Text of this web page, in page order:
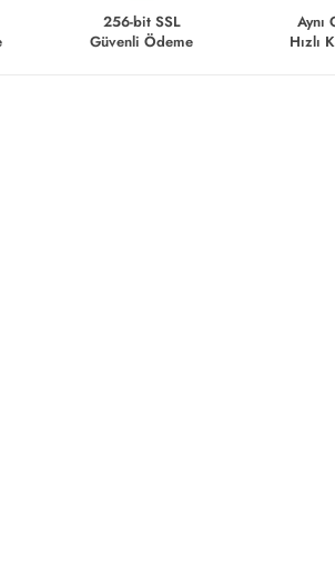
256-bit SSL
Güvenli Ödeme
Aynı
Hızlı